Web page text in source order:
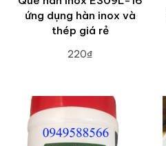
ứng dụng hàn inox và
thép giá rẻ
220₫